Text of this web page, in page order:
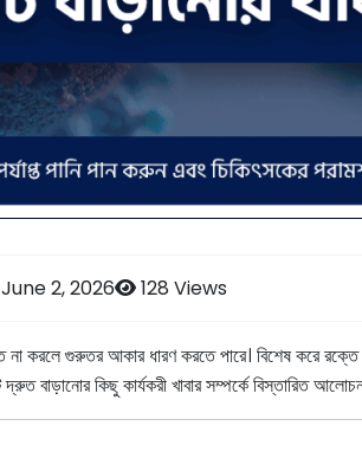
2, 2026 128 Views
না করলে গুরুতর আকার ধারণ করতে পারে। বিশেষ করে
বাড়ানোর কিছু কার্যকরী খাবার সম্পর্কে বিস্তারিত